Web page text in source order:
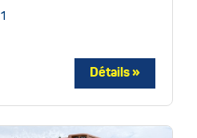
1